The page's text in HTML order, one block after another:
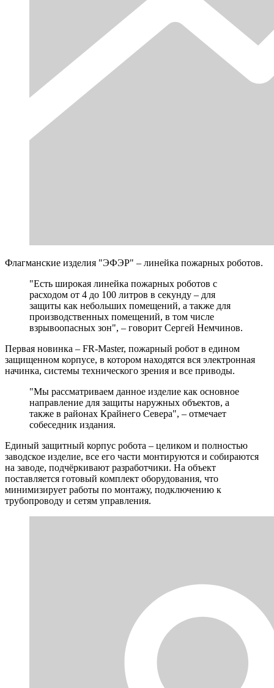
Флагманские изделия "ЭФЭР" – линейка пожарных роботов.
"Есть широкая линейка пожарных роботов с
расходом от 4 до 100 литров в секунду – для
защиты как небольших помещений, а также для
производственных помещений, в том числе
взрывоопасных зон", – говорит Сергей Немчинов.
Первая новинка – FR-Master, пожарный робот в едином
защищенном корпусе, в котором находятся вся электронная
начинка, системы технического зрения и все приводы.
"Мы рассматриваем данное изделие как основное
направление для защиты наружных объектов, а
также в районах Крайнего Севера", – отмечает
собеседник издания.
Единый защитный корпус робота – целиком и полностью
заводское изделие, все его части монтируются и собираются
на заводе, подчёркивают разработчики. На объект
поставляется готовый комплект оборудования, что
минимизирует работы по монтажу, подключению к
трубопроводу и сетям управления.